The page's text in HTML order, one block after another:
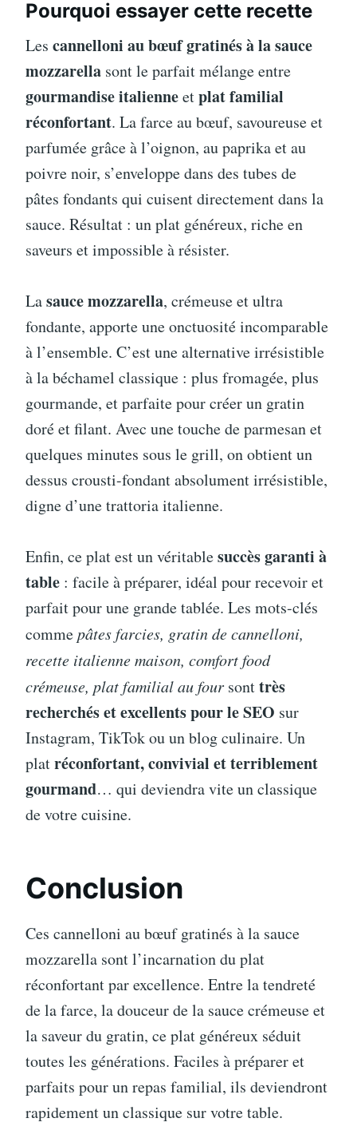
Pourquoi essayer cette recette
Les cannelloni au bœuf gratinés à la sauce
mozzarella sont le parfait mélange entre
gourmandise italienneetplat familial
réconfortant. La farce au bœuf, savoureuse et
parfumée grâce à l’oignon, au paprika et au
poivre noir, s’enveloppe dans des tubes de
pâtes fondants qui cuisent directement dans la
sauce. Résultat : un plat généreux, riche en
saveurs et impossible à résister.
Lasauce mozzarella, crémeuse et ultra
fondante, apporte une onctuosité incomparable
à l’ensemble. C’est une alternative irrésistible
à la béchamel classique : plus fromagée, plus
gourmande, et parfaite pour créer un gratin
doré et filant. Avec une touche de parmesan et
quelques minutes sous le grill, on obtient un
dessus crousti-fondant absolument irrésistible,
digne d’une trattoria italienne.
Enfin, ce plat est un véritablesuccès garanti à
table : facile à préparer, idéal pour recevoir et
parfait pour une grande tablée. Les mots-clés
commepâtes farcies, gratin de cannelloni,
recette italienne maison, comfort food
crémeuse, plat familial au four sonttrès
recherchés et excellents pour le SEO sur
Instagram, TikTok ou un blog culinaire. Un
platréconfortant, convivial et terriblement
gourmand… qui deviendra vite un classique
de votre cuisine.
Conclusion
Ces cannelloni au bœuf gratinés à la sauce
mozzarella sont l’incarnation du plat
réconfortant par excellence. Entre la tendreté
de la farce, la douceur de la sauce crémeuse et
la saveur du gratin, ce plat généreux séduit
toutes les générations. Faciles à préparer et
parfaits pour un repas familial, ils deviendront
rapidement un classique sur votre table.